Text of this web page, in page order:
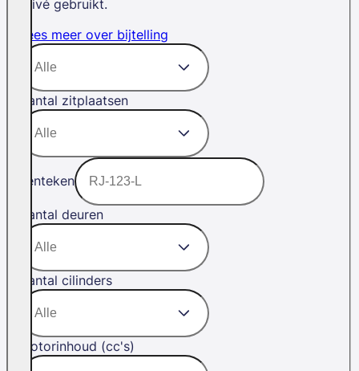
privé gebruikt.
Lees meer over bijtelling
Aantal zitplaatsen
Kenteken
Aantal deuren
Aantal cilinders
Motorinhoud (cc's)